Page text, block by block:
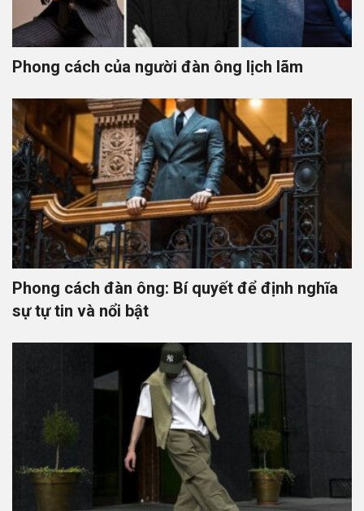
Phong cách của người đàn ông lịch lãm
Phong cách đàn ông: Bí quyết để định nghĩa
sự tự tin và nổi bật